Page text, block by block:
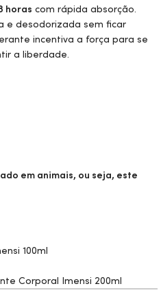
horas com rápida absorção.
e desodorizada sem ficar
incentiva a força para se
a liberdade.
em animais, ou seja, este
100ml
Corporal Imensi 200ml